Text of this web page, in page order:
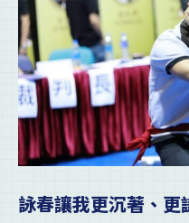
詠春讓我更沉著、更